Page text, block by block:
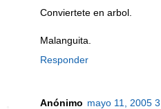
Conviertete en arbol.
Malanguita.
Responder
Anónimo mayo 11, 2005